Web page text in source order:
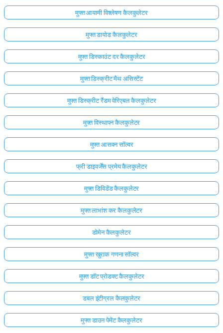
मुफ्त आयामी विश्लेषण कैलकुलेटर
मुफ्त डायोड कैलकुलेटर
मुफ्त डिस्काउंट दर कैलकुलेटर
मुफ्त डिस्क्रीट मैथ असिस्टेंट
मुफ्त डिस्क्रीट रैंडम वेरिएबल कैलकुलेटर
मुफ्त विस्थापन कैलकुलेटर
मुफ्त आसवन सॉल्वर
फ्री डाइवर्जेंस प्रमेय कैलकुलेटर
मुफ्त डिविडेंड कैलकुलेटर
मुफ्त लाभांश कर कैलकुलेटर
डोमेन कैलकुलेटर
मुफ्त खुराक गणना सॉल्वर
मुफ्त डॉट प्रोडक्ट कैलकुलेटर
डबल इंटीग्रल कैलकुलेटर
मुफ्त डाउन पेमेंट कैलकुलेटर